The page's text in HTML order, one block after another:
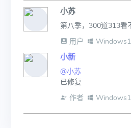
小苏
第八季，300道313看
用户
小新
@小苏
已修复
作者